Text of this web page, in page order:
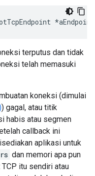
*aEndpoint
terputus dan tidak
telah memasuki
koneksi (dimulai
) gagal, atau titik
habis atau segmen
callback ini
aplikasi untuk
dan memori apa pun
itu sendiri atau